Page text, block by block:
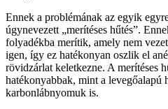
Ennek a problémának az egyik
úgynevezett „merítéses hűtés”.
folyadékba merítik, amely nem
igen, így ez hatékonyan oszlik el
rövidzárlat keletkezne. A merítéses
hatékonyabbak, mint a levegőalapú
karbonlábnyomuk is.